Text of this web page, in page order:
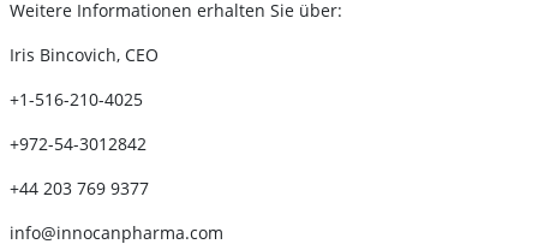
Weitere Informationen erhalten Sie über:
Iris Bincovich, CEO
+1-516-210-4025
+972-54-3012842
+44 203 769 9377
info@innocanpharma.com